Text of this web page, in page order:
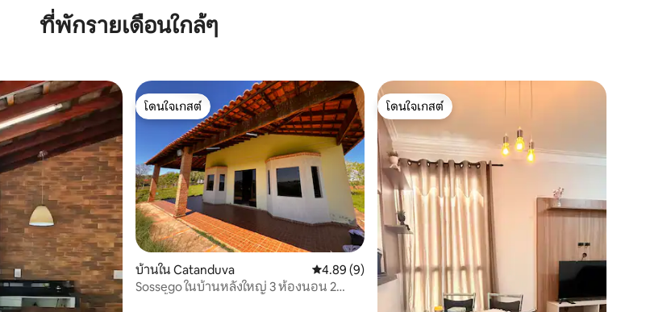
ที่พักรายเดือนใกล้ๆ
โดนใจเกสต์
โดนใจเกสต์
บ้านใน Catanduva คะแนนเฉลี่ย 4.89 จาก 5, 9 รีวิว
4.89 (9)
Sossego ในบ้านหลังใหญ่ 3 ห้องนอน 2
โดนใจเกสต์
โดนใจเกสต์